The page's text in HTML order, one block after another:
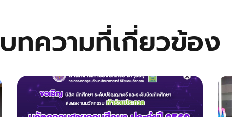
บทความที่เกี่ยวข้อง